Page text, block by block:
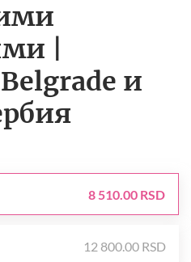
|
и
8 510.00 RSD
12 800.00 RSD